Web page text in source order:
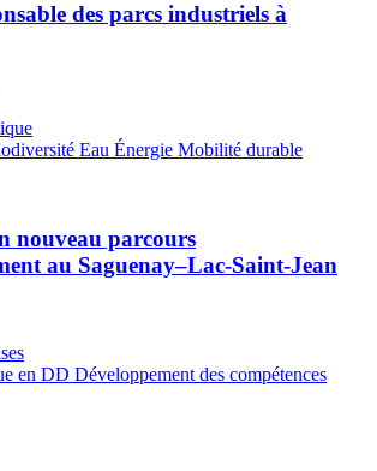
des parcs industriels à
Eau Énergie Mobilité durable
nouveau parcours
au Saguenay–Lac-Saint-Jean
en DD Développement des compétences